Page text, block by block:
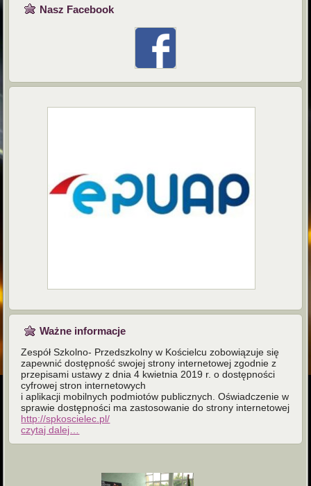
Nasz Facebook
Ważne informacje
Zespół Szkolno- Przedszkolny w Kościelcu zobowiązuje się
zapewnić dostępność swojej strony internetowej zgodnie z
przepisami ustawy z dnia 4 kwietnia 2019 r. o dostępności
cyfrowej stron internetowych
i aplikacji mobilnych podmiotów publicznych. Oświadczenie w
sprawie dostępności ma zastosowanie do strony internetowej
http://spkoscielec.pl/
czytaj dalej…